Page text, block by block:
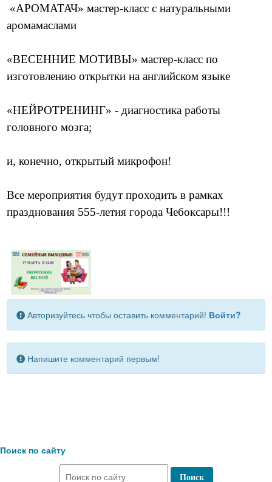
«АРОМАТАЧ» мастер-класс с натуральными
аромамаслами
«ВЕСЕННИЕ МОТИВЫ» мастер-класс по
изготовлению открытки на английском языке
«НЕЙРОТРЕНИНГ» - диагностика работы
головного мозга;
и, конечно, открытый микрофон!
Все мероприятия будут проходить в рамках
празднования 555-летия города Чебоксары!!!
Авторизуйтесь чтобы оставить комментарий! Войти?
Напишите комментарий первым!
Поиск по сайту